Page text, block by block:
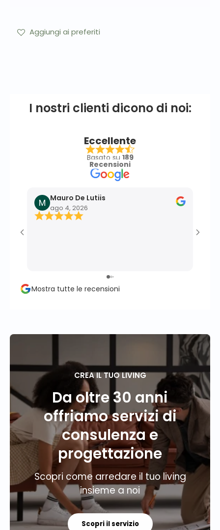
Aggiungi ai preferiti
I nostri clienti dicono di noi:
Eccellente
Basato su 189
Recensioni
Mauro De Lutiis
ago 4, 2026
Mostra tutte le recensioni
CREA IL TUO LIVING
Da oltre 30 anni
offriamo servizi di
consulenza e
progettazione
Scopri come arredare il tuo living
insieme a noi
Scopri il servizio